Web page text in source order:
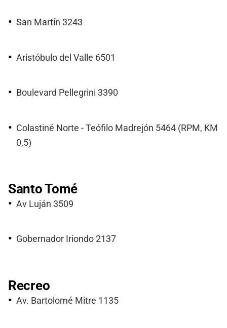
San Martín 3243
Aristóbulo del Valle 6501
Boulevard Pellegrini 3390
Colastiné Norte - Teófilo Madrejón 5464 (RPM, KM
0,5)
Santo Tomé
Av Luján 3509
Gobernador Iriondo 2137
Recreo
Av. Bartolomé Mitre 1135